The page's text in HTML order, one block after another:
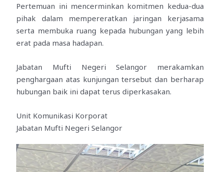
Pertemuan ini mencerminkan komitmen kedua-dua
pihak dalam mempereratkan jaringan kerjasama
serta membuka ruang kepada hubungan yang lebih
erat pada masa hadapan.
Jabatan Mufti Negeri Selangor merakamkan
penghargaan atas kunjungan tersebut dan berharap
hubungan baik ini dapat terus diperkasakan.
Unit Komunikasi Korporat
Jabatan Mufti Negeri Selangor